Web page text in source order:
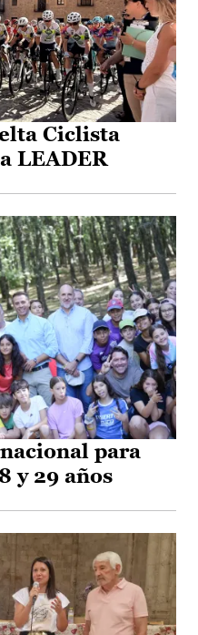
Ciclista
LEADER
para
y 29 años